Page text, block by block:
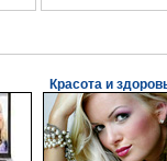
Красота и